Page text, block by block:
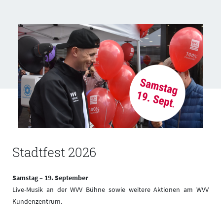
Stadtfest 2026
Samstag – 19. September
Live-Musik an der WVV Bühne sowie weitere Aktionen am WVV
Kundenzentrum.